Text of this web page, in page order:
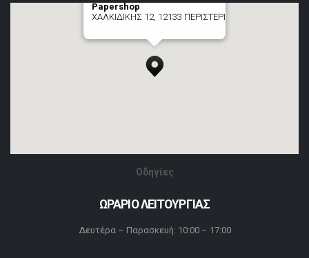
Papershop
ΧΑΛΚΙΔΙΚΗΣ 12, 12133 ΠΕΡΙΣΤΕΡΙ
Οδηγίες
ΩΡΑΡΙΟ ΛΕΙΤΟΥΡΓΙΑΣ
Δευτέρα – Παρασκευή: 10:00 – 17:00